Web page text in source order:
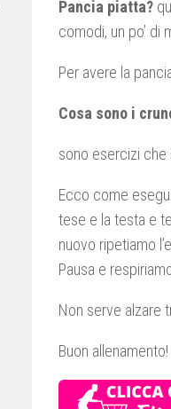
Pancia piatta?
comodi, un po’ di
Per avere la
Cosa sono i
sono esercizi che
Ecco come
tese e la testa e
nuovo ripetiamo
Pausa e
Non serve alzare
Buon allenamento!